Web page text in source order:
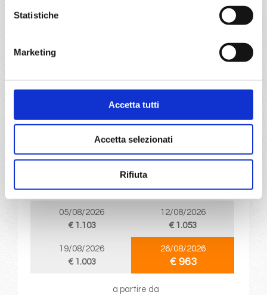
Statistiche
Marketing
Accetta tutti
Accetta selezionati
Rifiuta
Mediterraneo 8 giorni
daCivitavecchiaconMSC
Civitavecchia, Palma de mallorca, Barcellona, Cannes,
05/08/2026
€ 1.103
12/08/2026
€ 1.053
19/08/2026
€ 1.003
26/08/2026
€ 963
a partire da